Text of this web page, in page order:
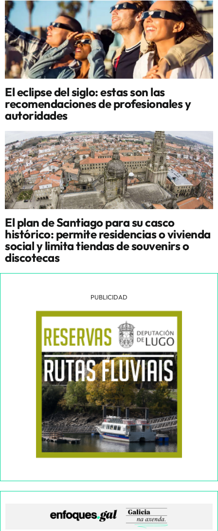
El eclipse del siglo: estas son las
recomendaciones de profesionales y
autoridades
El plan de Santiago para su casco
histórico: permite residencias o vivienda
social y limita tiendas de souvenirs o
discotecas
PUBLICIDAD